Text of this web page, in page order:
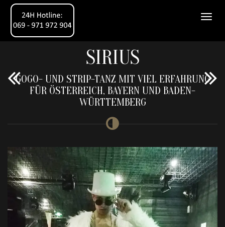
SIRIUS
GOGO- UND STRIP-TANZ MIT VIEL ERFAHRUNG
FÜR ÖSTERREICH, BAYERN UND BADEN-
WÜRTTEMBERG